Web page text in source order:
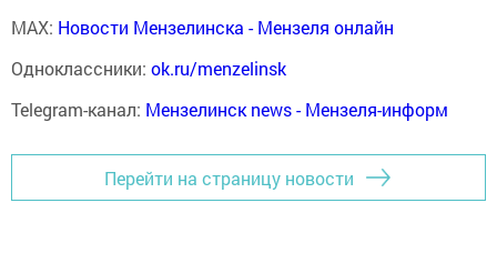
MAX: Новости Мензелинска - Мензеля онлайн
Одноклассники: ok.ru/menzelinsk
Telegram-канал: Мензелинск news - Мензеля-информ
Перейти на страницу новости